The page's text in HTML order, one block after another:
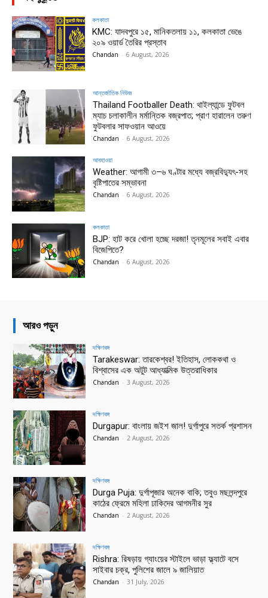
কলকাতা
KMC: যাদবপুরে ১৫, মানিকতলায় ১১, কলকাতা ভেঙে
২০৯ ওয়ার্ড তৈরির প্রস্তাব
Chandan - 6 August, 2026
আন্তর্জাতিক নিউজ
Thailand Footballer Death: থাইল্যান্ডে ফুটবল
ম্যাচ চলাকালীন মর্মান্তিক বজ্রপাত; প্রাণ হারালেন তরুণ
ফুটবলার সাফওয়ান আওয়ে
Chandan - 6 August, 2026
আবহাওয়া
Weather: আগামী ৩–৬ ঘণ্টার মধ্যে বজ্রবিদ্যুৎ-সহ
বৃষ্টিপাতের সম্ভাবনা
Chandan - 6 August, 2026
কলকাতা
BJP: হাট করে খোলা হচ্ছে দরজা! তৃনমূলের সবাই এবার
বিজেপিতে?
Chandan - 6 August, 2026
আরও পড়ুন
দক্ষিণবঙ্গ
Tarakeswar: তারকেশ্বর! ইতিহাস, লোককথা ও
বিশ্বাসের এক অটুট আধ্যাত্মিক উত্তরাধিকার
Chandan - 3 August, 2026
দক্ষিণবঙ্গ
Durgapur: বাংলায় জইশ জাল! দুর্গাপুরে সতর্ক প্রশাসন
Chandan - 2 August, 2026
দক্ষিণবঙ্গ
Durga Puja: দুর্গাপূজার অনেক বাকি; তবুও মছলন্দপুরে
কাঠের ফ্রেমে মহিলা ঢাকিদের আগমনীর সুর
Chandan - 2 August, 2026
দক্ষিণবঙ্গ
Rishra: রিষড়ায় গ্যাংয়ের স্টাইলে ভাড়া ফ্ল্যাটে বসে
সাইবার চক্র, পুলিশের জালে ৯ জালিয়াত
Chandan - 31 July, 2026